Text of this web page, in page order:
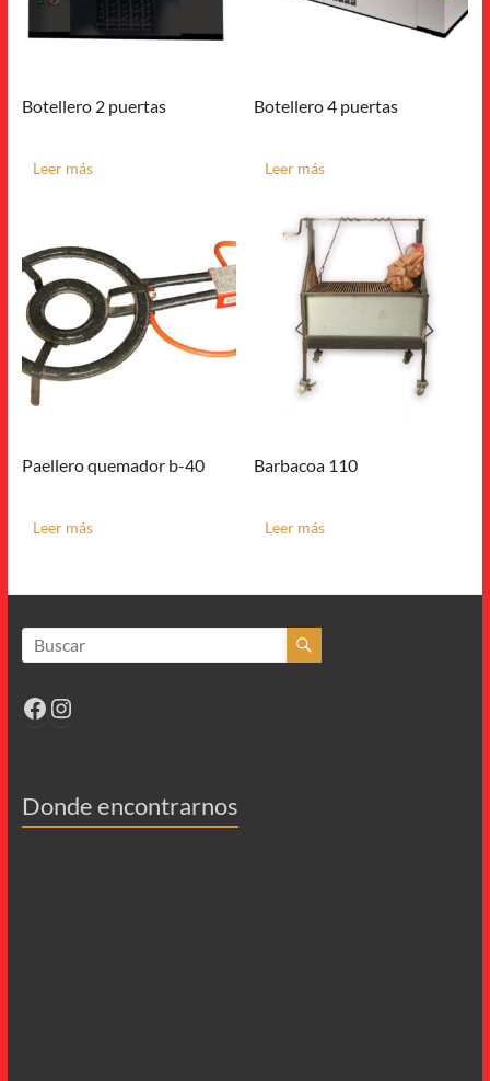
Botellero 2 puertas
Leer más
Botellero 4 puertas
Leer más
Paellero quemador b-40
Leer más
Barbacoa 110
Leer más
Facebook
Instagram
Donde encontrarnos